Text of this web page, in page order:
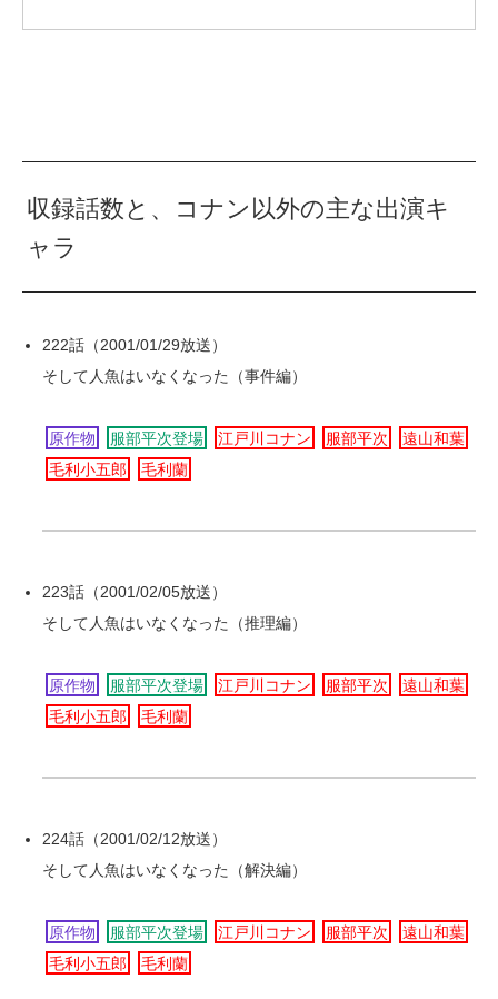
収録話数と、コナン以外の主な出演キ
ャラ
222話（2001/01/29放送）
そして人魚はいなくなった（事件編）
原作物 服部平次登場 江戸川コナン 服部平次
遠山和葉
毛利小五郎
毛利蘭
223話（2001/02/05放送）
そして人魚はいなくなった（推理編）
原作物 服部平次登場 江戸川コナン 服部平次
遠山和葉
毛利小五郎
毛利蘭
224話（2001/02/12放送）
そして人魚はいなくなった（解決編）
原作物 服部平次登場 江戸川コナン 服部平次
遠山和葉
毛利小五郎
毛利蘭